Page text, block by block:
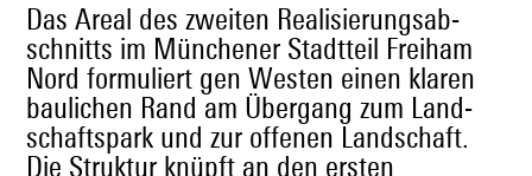
Das Are­al des zweit­en Real­isierungsab­
schnitts im Münch­en­er Stadt­teil Frei­ham
Nord for­muliert gen West­en einen klaren
baulichen Rand am Über­gang zum Land­
schaftspark und zur offe­nen Land­schaft.
Die Struk­tur knüpft an den ersten